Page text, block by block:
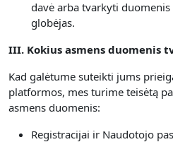
davė arba tvarkyti
globėjas.
III. Kokius asmens duomenis
Kad galėtume suteikti jums
platformos, mes turime teisėtą
asmens duomenis:
Registracijai ir Naudotojo